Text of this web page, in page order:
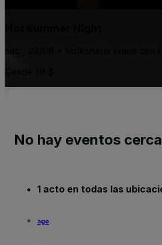
No hay eventos
1 acto en todas las
ago